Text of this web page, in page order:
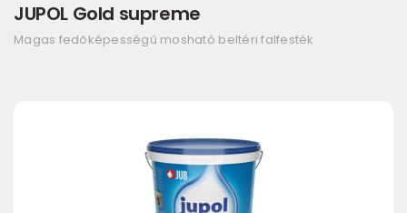
JUPOL Gold supreme
Magas fedőképességű mosható beltéri falfesték